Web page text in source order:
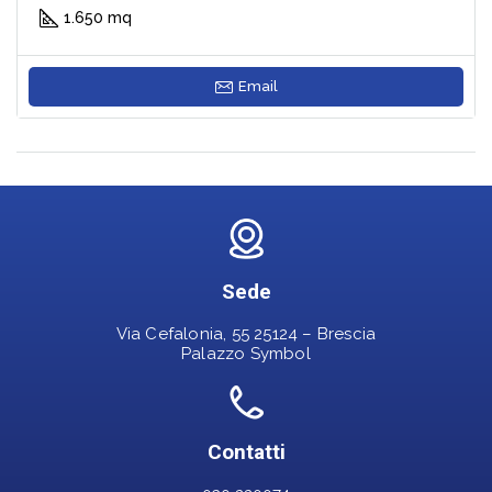
1.650 mq
Email
Sede
Via Cefalonia, 55 25124 – Brescia
Palazzo Symbol
Contatti